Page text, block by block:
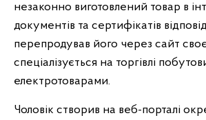
незаконно виготовлений товар в
документів та сертифікатів
перепродував його через сайт
спеціалізується на торгівлі
електротоварами.
Чоловік створив на веб-порталі